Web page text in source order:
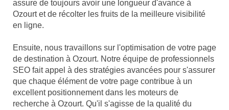
assure de toujours avoir une longueur d'avance à
Ozourt et de récolter les fruits de la meilleure visibilité
en ligne.
Ensuite, nous travaillons sur l'optimisation de votre page
de destination à Ozourt. Notre équipe de professionnels
SEO fait appel à des stratégies avancées pour s'assurer
que chaque élément de votre page contribue à un
excellent positionnement dans les moteurs de
recherche à Ozourt. Qu'il s'agisse de la qualité du